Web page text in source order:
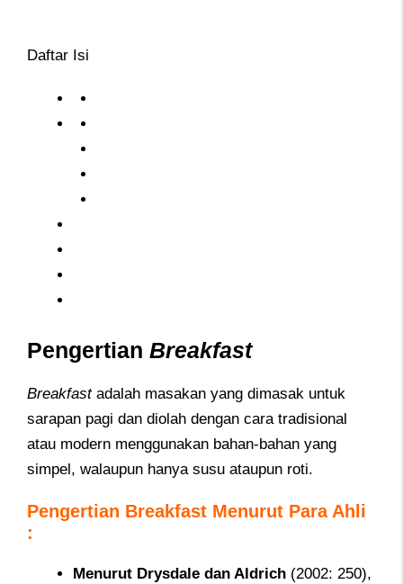
Daftar Isi
Pengertian Breakfast
Breakfastadalah masakan yang dimasak untuk
sarapan pagi dan diolah dengan cara tradisional
atau modern menggunakan bahan-bahan yang
simpel, walaupun hanya susu ataupun roti.
Pengertian Breakfast Menurut Para Ahli
:
Menurut Drysdale dan Aldrich (2002: 250),